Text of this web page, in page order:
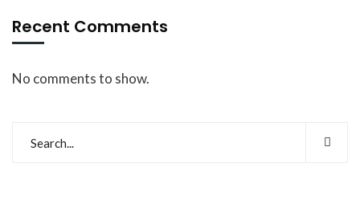
Recent Comments
No comments to show.